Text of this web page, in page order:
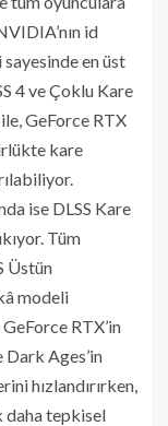
id
en üst
4 ve Çoklu Kare
GeForce RTX
kare
ise DLSS Kare
Tüm
Üstün
modeli
RTX’in
Ages’in
hızlandırırken,
daha tepkisel